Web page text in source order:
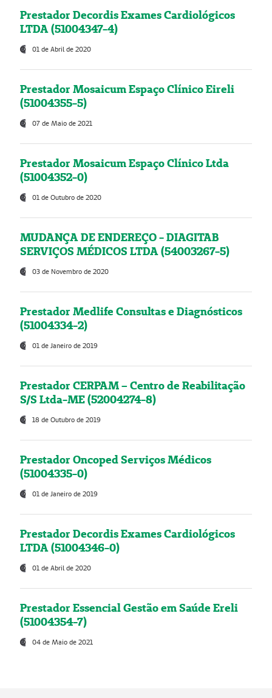
Prestador Decordis Exames Cardiológicos
LTDA (51004347-4)
01 de Abril de 2020
Prestador Mosaicum Espaço Clínico Eireli
(51004355-5)
07 de Maio de 2021
Prestador Mosaicum Espaço Clínico Ltda
(51004352-0)
01 de Outubro de 2020
MUDANÇA DE ENDEREÇO - DIAGITAB
SERVIÇOS MÉDICOS LTDA (54003267-5)
03 de Novembro de 2020
Prestador Medlife Consultas e Diagnósticos
(51004334-2)
01 de Janeiro de 2019
Prestador CERPAM – Centro de Reabilitação
S/S Ltda-ME (52004274-8)
18 de Outubro de 2019
Prestador Oncoped Serviços Médicos
(51004335-0)
01 de Janeiro de 2019
Prestador Decordis Exames Cardiológicos
LTDA (51004346-0)
01 de Abril de 2020
Prestador Essencial Gestão em Saúde Ereli
(51004354-7)
04 de Maio de 2021